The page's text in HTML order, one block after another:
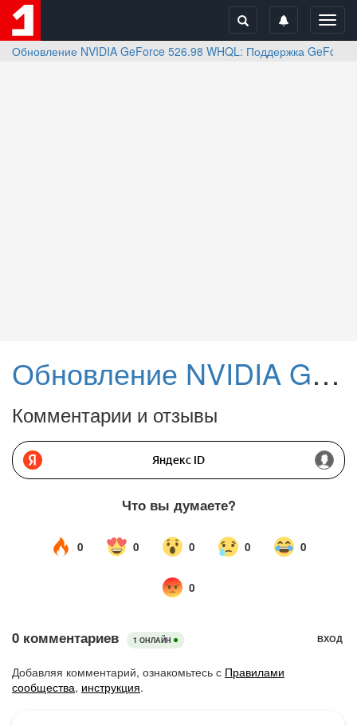
Обновление NVIDIA GeForce 526.98 WHQL: Поддержка GeForce
Обновление NVIDIA GeForce 526.98 WHQL: Поддержка GeForce RTX 4080
Комментарии и отзывы